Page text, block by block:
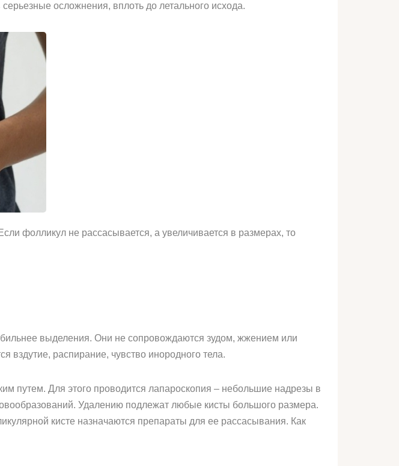
осложнения, вплоть до летального исхода.
фолликул не рассасывается, а увеличивается в размерах, то
выделения. Они не сопровождаются зудом, жжением или
распирание, чувство инородного тела.
путем. Для этого проводится лапароскопия – небольшие надрезы в
Удалению подлежат любые кисты большого размера.
кисте назначаются препараты для ее рассасывания. Как